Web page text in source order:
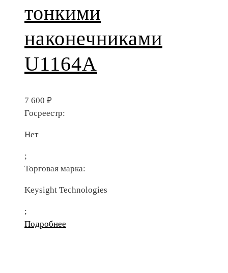
тонкими
наконечниками
U1164A
7 600 ₽
Госреестр:
Нет
;
Торговая марка:
Keysight Technologies
;
Подробнее